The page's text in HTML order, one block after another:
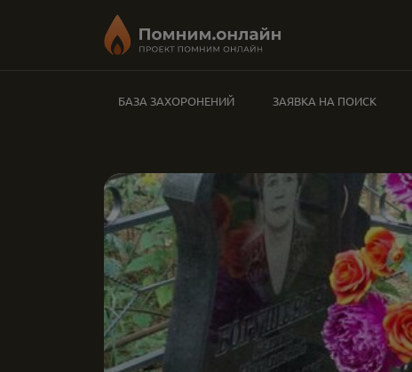
БАЗА ЗАХОРОНЕНИЙ ЗАЯВКА НА ПОИСК